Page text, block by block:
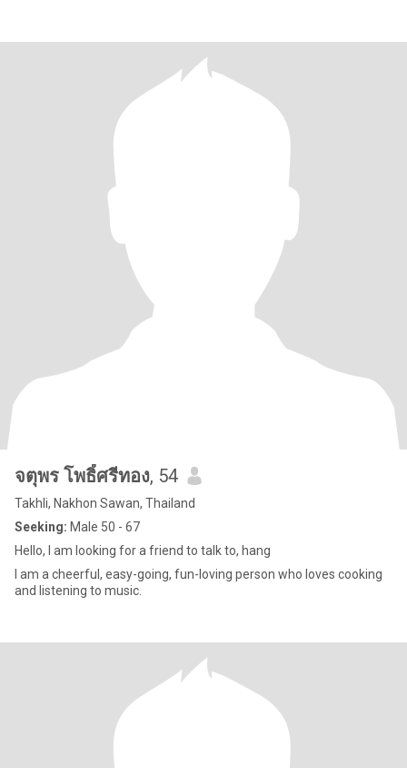
จตุพร โพธิ์ศรีทอง, 54
Takhli, Nakhon Sawan, Thailand
Seeking: Male 50 - 67
Hello, I am looking for a friend to talk to, hang
I am a cheerful, easy-going, fun-loving person who loves cooking
and listening to music.